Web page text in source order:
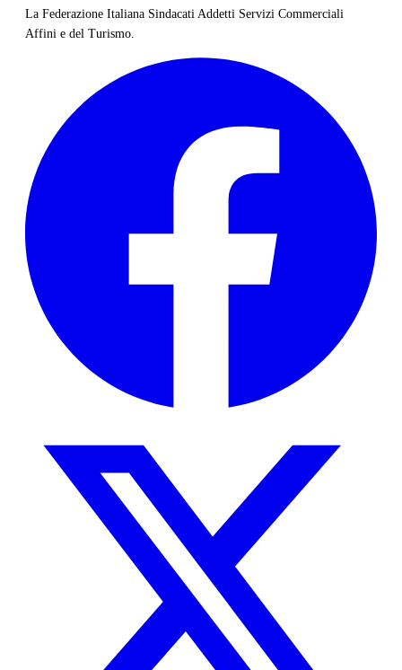
La Federazione Italiana Sindacati Addetti Servizi Commerciali
Affini e del Turismo.